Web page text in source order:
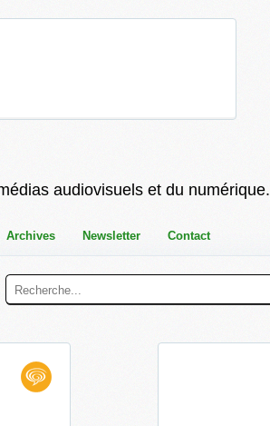
audiovisuels et du numérique.
Archives Newsletter Contact